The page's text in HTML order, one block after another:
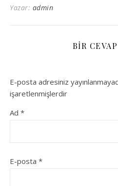
Yazar: admin
BIR
E-posta adresiniz
işaretlenmişlerdir
Ad *
E-posta *